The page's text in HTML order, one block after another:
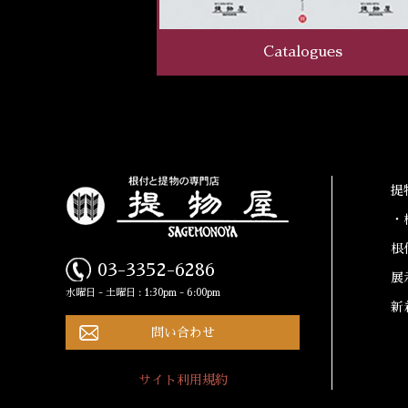
Catalogues
03-3352-6286
水曜日 - 土曜日 : 1:30pm - 6:00pm
問い合わせ
サイト利用規約
提
根
展
新